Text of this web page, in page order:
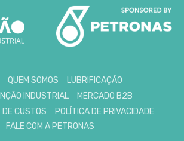
QUEM SOMOS
LUBRIFICAÇÃO
INDUSTRIAL
MERCADO B2B
CUSTOS
POLÍTICA DE PRIVACIDADE
FALE COM A PETRONAS